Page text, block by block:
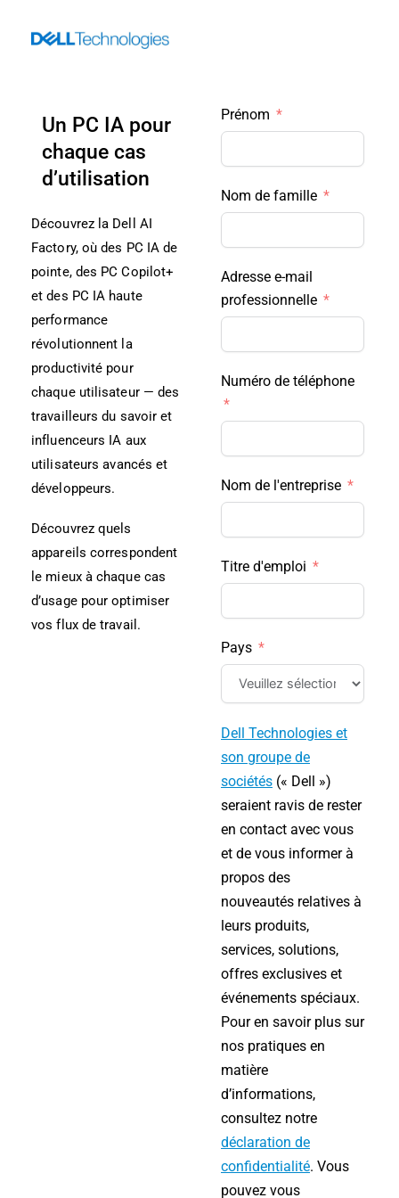
content
Un PC IA pour
chaque cas
d’utilisation
Découvrez la Dell AI
Factory, où des PC IA de
pointe, des PC Copilot+
et des PC IA haute
performance
révolutionnent la
productivité pour
chaque utilisateur — des
travailleurs du savoir et
influenceurs IA aux
utilisateurs avancés et
développeurs.
Découvrez quels
appareils correspondent
le mieux à chaque cas
d’usage pour optimiser
vos flux de travail.
Prénom
Nom de famille
Adresse e-mail
professionnelle
Numéro de téléphone
Nom de l'entreprise
Titre d'emploi
Pays
Dell Technologies et
son groupe de
sociétés (« Dell »)
seraient ravis de rester
en contact avec vous
et de vous informer à
propos des
nouveautés relatives à
leurs produits,
services, solutions,
offres exclusives et
événements spéciaux.
Pour en savoir plus sur
nos pratiques en
matière
d’informations,
consultez notre
déclaration de
confidentialité. Vous
pouvez vous